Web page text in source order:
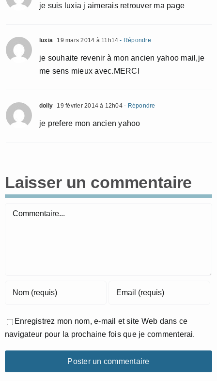
je suis luxia j aimerais retrouver ma page
luxia 19 mars 2014 à 11h14 - Répondre
je souhaite revenir à mon ancien yahoo mail,je
me sens mieux avec.MERCI
dolly 19 février 2014 à 12h04- Répondre
je prefere mon ancien yahoo
Laisser un commentaire
Commentaire
Enregistrez mon nom, e-mail et site Web dans ce
navigateur pour la prochaine fois que je commenterai.